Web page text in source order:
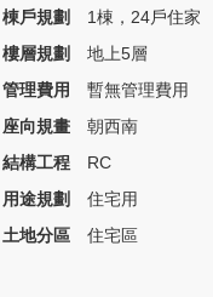
棟戶規劃
1棟，24戶住家
樓層規劃
地上5層
管理費用
暫無管理費用
座向規畫
朝西南
結構工程
RC
用途規劃
住宅用
土地分區
住宅區